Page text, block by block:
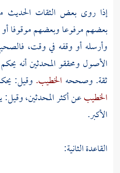
إذا روى بعض الثقات الحديث
بعضهم مرفوعا وبعضهم موقوفا
وأرسله أو وقفه في وقت،
الأصول ومحققو المحدثين أنه
ثقة. وصححه الخطيب. وقيل:
الخطيبعن أكثر المحدثين،
الأكبر.
القاعدة الثانية: